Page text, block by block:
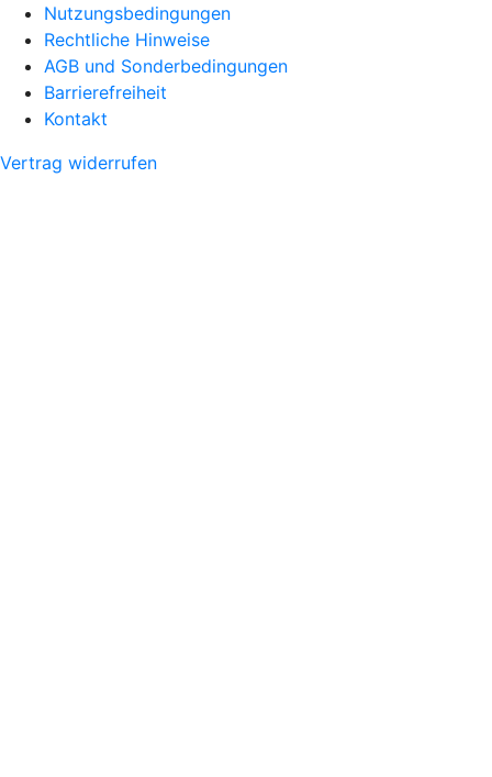
Nutzungsbedingungen
Rechtliche Hinweise
AGB und Sonderbedingungen
Barrierefreiheit
Kontakt
Vertrag widerrufen